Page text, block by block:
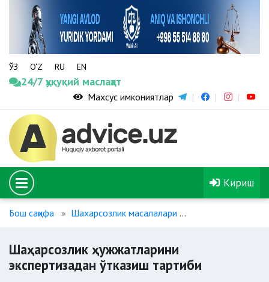
ЎЗ O‘Z RU EN
24/7 ҳуқуқий маслаҳат
Махсус имкониятлар
Кириш
Бош саҳифа Шахарсозлик масалалари
Шаҳарсозлик ҳужжатларини
экспертизадан ўтказиш тартиби